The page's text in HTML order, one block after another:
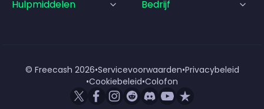
Hulpmiddelen Bedrijf
© Freecash 2026•Servicevoorwaarden•Privacybeleid
•Cookiebeleid•Colofon